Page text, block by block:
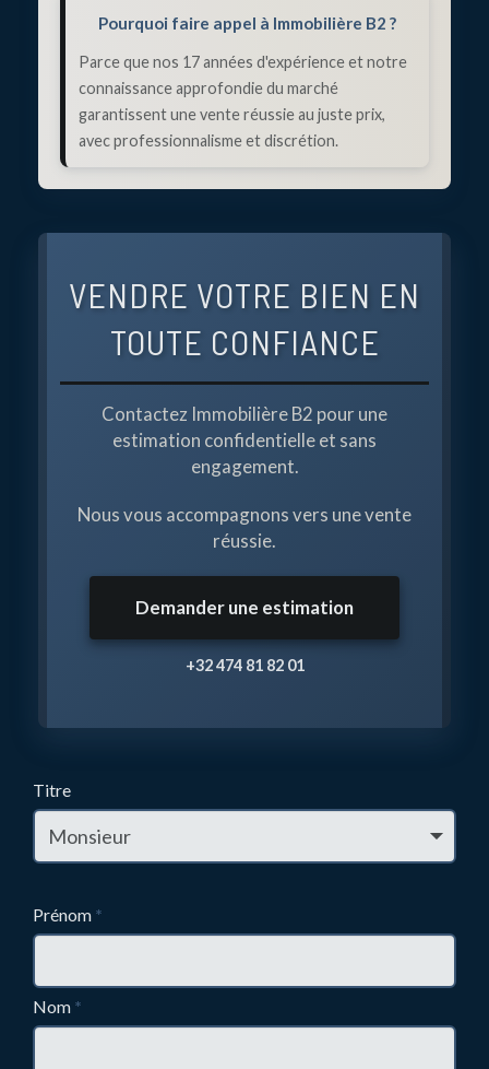
Pourquoi faire appel à Immobilière B2 ?
Parce que nos 17 années d'expérience et notre
connaissance approfondie du marché
garantissent une vente réussie au juste prix,
avec professionnalisme et discrétion.
VENDRE VOTRE BIEN EN
TOUTE CONFIANCE
Contactez Immobilière B2 pour une
estimation confidentielle et sans
engagement.
Nous vous accompagnons vers une vente
réussie.
Demander une estimation
+32 474 81 82 01
Titre
Prénom *
Nom *